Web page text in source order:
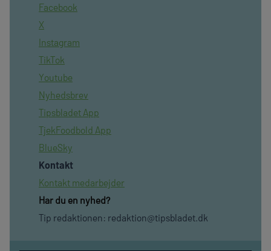
Facebook
X
Instagram
TikTok
Youtube
Nyhedsbrev
Tipsbladet App
TjekFoodbold App
BlueSky
Kontakt
Kontakt medarbejder
Har du en nyhed?
Tip redaktionen: redaktion@tipsbladet.dk